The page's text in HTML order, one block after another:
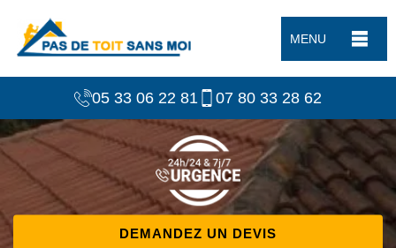
MENU
05 33 06 22 81 07 80 33 28 62
DEMANDEZ UN DEVIS